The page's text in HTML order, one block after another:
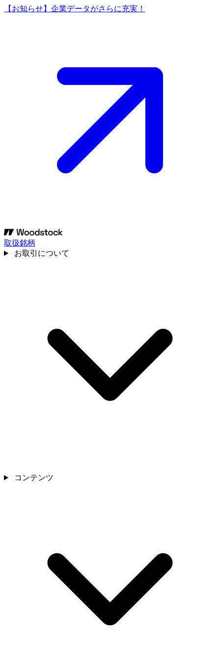
【お知らせ】企業データがさらに充実！
取扱銘柄
お取引について
コンテンツ